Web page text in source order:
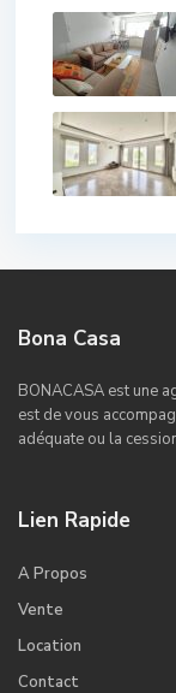
Bona Casa
BONACASA est une
est de vous
adéquate ou la
Lien Rapide
A Propos
Vente
Location
Contact